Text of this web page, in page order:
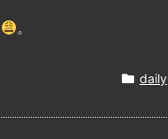
。
daily